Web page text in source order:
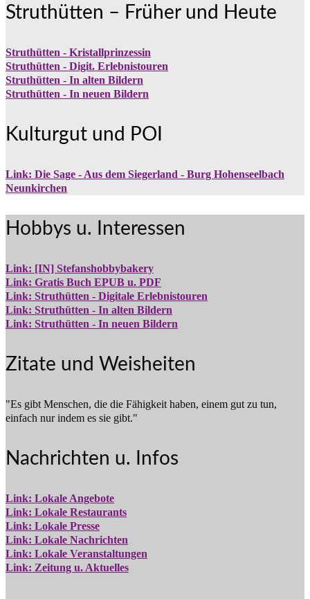
Struthütten – Früher und Heute
Struthütten - Kristallprinzessin
Struthütten - Digit. Erlebnistouren
Struthütten - In alten Bildern
Struthütten - In neuen Bildern
Kulturgut und POI
Link: Die Sage - Aus dem Siegerland - Burg Hohenseelbach
Neunkirchen
Hobbys u. Interessen
Link: [IN] Stefanshobbybakery
Link: Gratis Buch EPUB u. PDF
Link: Struthütten - Digitale Erlebnistouren
Link: Struthütten - In alten Bildern
Link: Struthütten - In neuen Bildern
Zitate und Weisheiten
"Es gibt Menschen, die die Fähigkeit haben, einem gut zu tun,
einfach nur indem es sie gibt."
Nachrichten u. Infos
Link: Lokale Angebote
Link: Lokale Restaurants
Link: Lokale Presse
Link: Lokale Nachrichten
Link: Lokale Veranstaltungen
Link: Zeitung u. Aktuelles